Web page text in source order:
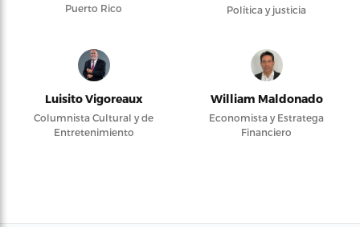
Puerto Rico
Política y justicia
Luisito Vigoreaux
Columnista Cultural y de
Entretenimiento
William Maldonado
Economista y Estratega
Financiero